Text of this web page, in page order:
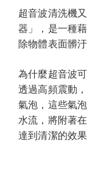
超音波清洗機
器」，是一種
除物體表面髒汙
為什麼超音波
透過高頻震動
氣泡，這些氣
水流，將附著
達到清潔的效果